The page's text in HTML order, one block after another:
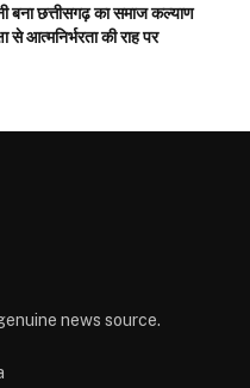
बना छत्तीसगढ़ का समाज कल्याण
से आत्मनिर्भरता की राह पर
news source.